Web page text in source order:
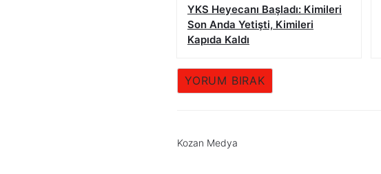
YKS Heyecanı Başladı: Kimileri
Son Anda Yetişti, Kimileri
Kapıda Kaldı
YORUM BIRAK
Kozan Medya